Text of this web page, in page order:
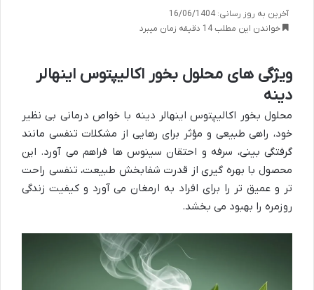
آخرین به روز رسانی: 16/06/1404
خواندن این مطلب 14 دقیقه زمان میبرد
ویژگی های محلول بخور اکالیپتوس اینهالر
دینه
محلول بخور اکالیپتوس اینهالر دینه با خواص درمانی بی نظیر
خود، راهی طبیعی و مؤثر برای رهایی از مشکلات تنفسی مانند
گرفتگی بینی، سرفه و احتقان سینوس ها فراهم می آورد. این
محصول با بهره گیری از قدرت شفابخش طبیعت، تنفسی راحت
تر و عمیق تر را برای افراد به ارمغان می آورد و کیفیت زندگی
روزمره را بهبود می بخشد.